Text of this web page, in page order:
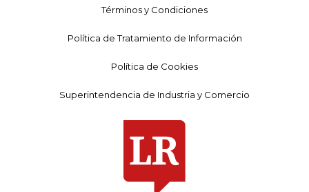
Términos y Condiciones
Política de Tratamiento de Información
Política de Cookies
Superintendencia de Industria y Comercio